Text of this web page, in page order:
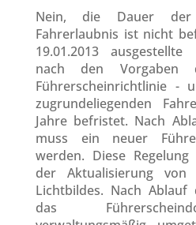
Nein, die Dauer der
Fahrerlaubnis ist nicht
19.01.2013
nach den
Führerscheinrichtlinie -
zugrundeliegenden
Jahre befristet. Nach
muss ein neuer
werden. Diese
der Aktualisierung von
Lichtbildes. Nach
das